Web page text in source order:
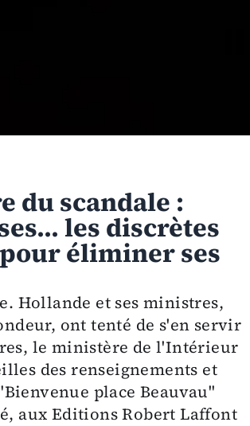
du scandale :
les discrètes
éliminer ses
Hollande et ses ministres,
ont tenté de s'en servir
le ministère de l'Intérieur
des renseignements et
place Beauvau"
aux Editions Robert Laffont